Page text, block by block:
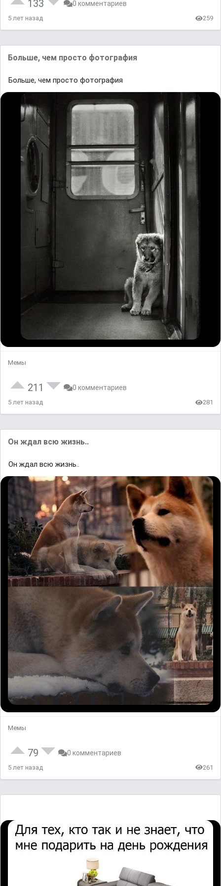
133 0 комментариев
5 лет назад 259
Больше, чем просто фотография
Больше, чем просто фотография
Мемы
211 0 комментариев
5 лет назад 281
Он ждал всю жизнь..
Он ждал всю жизнь..
Мемы
79 0 комментариев
5 лет назад 261